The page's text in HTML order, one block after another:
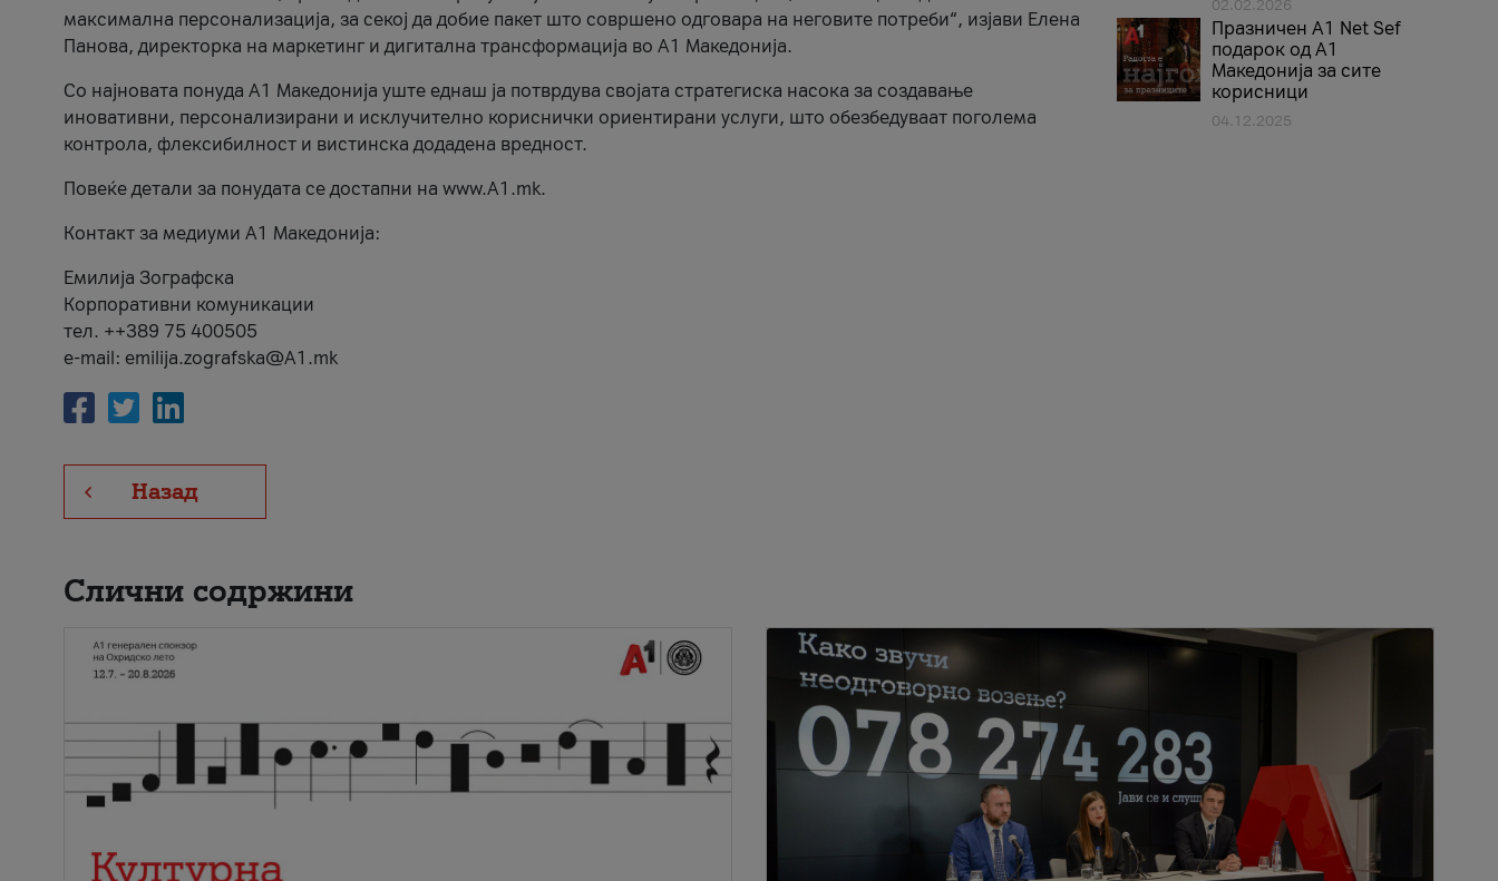
максимална персонализација, за секој да добие пакет што совршено одговара на неговите потреби“, изјави Елена
Панова, директорка на маркетинг и дигитална трансформација во А1 Македонија.
Со најновата понуда А1 Македонија уште еднаш ја потврдува својата стратегиска насока за создавање
иновативни, персонализирани и исклучително кориснички ориентирани услуги, што обезбедуваат поголема
контрола, флексибилност и вистинска додадена вредност.
Повеќе детали за понудата се достапни на www.А1.mk.
Контакт за медиуми А1 Македонија:
Емилија Зографска
Корпоративни комуникации
тел. ++389 75 400505
e-mail: emilija.zografska@A1.mk
Назад
02.02.2026
Празничен A1 Net Sеf
подарок од А1
Македонија за сите
корисници
04.12.2025
Слични содржини